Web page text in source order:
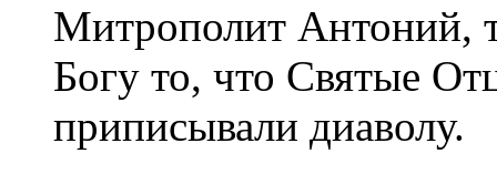
Митрополит Антоний,
Богу то, что Святые
приписывали диаволу.